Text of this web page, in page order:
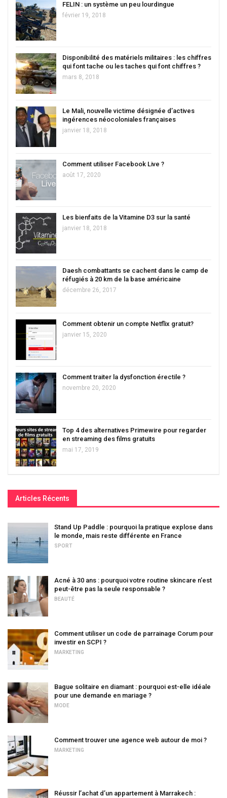
FELIN : un système un peu lourdingue
février 19, 2018
Disponibilité des matériels militaires : les chiffres
qui font tache ou les taches qui font chiffres ?
mars 8, 2018
Le Mali, nouvelle victime désignée d’actives
ingérences néocoloniales françaises
janvier 18, 2018
Comment utiliser Facebook Live ?
août 17, 2020
Les bienfaits de la Vitamine D3 sur la santé
janvier 18, 2018
Daesh combattants se cachent dans le camp de
réfugiés à 20 km de la base américaine
décembre 26, 2017
Comment obtenir un compte Netflix gratuit?
janvier 15, 2020
Comment traiter la dysfonction érectile ?
novembre 20, 2020
Top 4 des alternatives Primewire pour regarder
en streaming des films gratuits
mai 17, 2019
Articles Récents
Stand Up Paddle : pourquoi la pratique explose dans
le monde, mais reste différente en France
SPORT
Acné à 30 ans : pourquoi votre routine skincare n’est
peut-être pas la seule responsable ?
BEAUTÉ
Comment utiliser un code de parrainage Corum pour
investir en SCPI ?
MARKETING
Bague solitaire en diamant : pourquoi est-elle idéale
pour une demande en mariage ?
MODE
Comment trouver une agence web autour de moi ?
MARKETING
Réussir l’achat d’un appartement à Marrakech :